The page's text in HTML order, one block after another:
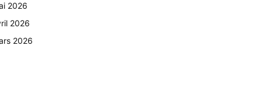
2026
2026
2026